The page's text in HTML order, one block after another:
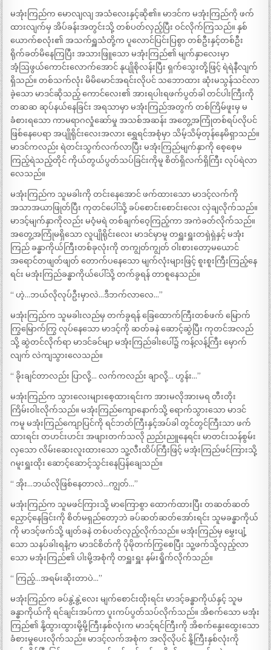
မအုံးကြည်က မောလျလျ အသံလေးနှင့်ဆို၏။ မာဒင်က မအုံးကြည်ကို ဖက်
ထားလျက်မှ အိပ်ခန်းအတွင်းသို့ တစ်ပတ်လှည့်ပြီး ဝင်လိုက်ကြသည်။ နှစ်
ယောက်စလုံး၏ အသက်ရှူသံတို့က ပူလောင်ပြင်းပြစွာ တစ်ဦးနှင့်တစ်ဦး
ရိုက်ခတ်မိနေကြပြီး အသားဖြူသော မအုံးကြည်၏ မျက်နှာလေးမှာ
အံ့ဩဖွယ်ကောင်းလောက်အောင် နုပျိုစိုလန်းပြီး ရှက်သွေးတို့ဖြင့် ရဲရဲနီလျက်
ရှိသည်။ တစ်သက်လုံး မိမိမောင်အရင်းလိုပင် သဘောထား ဆုံးမသွန်သင်လာ
ခဲ့သော မာဒင်ဆိုသည့် ကောင်လေး၏ အားရပါးရဖက်ပွတ်ခါ တင်ပါးကြီးကို
တဆဆ ဆုပ်နယ်နေခြင်း အရသာမှာ မအုံးကြည်အတွက် တစ်ကြိမ်ဖူးမှ မ
ခံစားရသော ကာမရာဂလှုံဆော်မှု အသစ်အဆန်း အတွေ့အကြုံတစ်ရပ်လိုပင်
ဖြစ်နေပေရာ အပျိုရိုင်းလေးအလား ရွှေရင်အစုံမှာ သိမ့်သိမ့်တုန်နေမိရှာသည်။
မာဒင်ကလည်း ရဲတင်းသွက်လက်လာပြီး မအုံးကြည်မျက်နှာကို စေ့စေ့မ
ကြည့်ရဲသည့်တိုင် ကိုယ်တွယ်ပွတ်သပ်ခြင်းကိုမူ စိတ်ရှိလက်ရှိကြီး လုပ်ရဲလာ
လေသည်။
မအုံးကြည်က သူမခါးကို တင်းနေအောင် ဖက်ထားသော မာဒင့်လက်ကို
အသာအယာဖြုတ်ပြီး ကုတင်ပေါ်သို့ ခပ်စောင်းစောင်းလေး လှဲချလိုက်သည်။
မာဒင့်မျက်နှာကိုလည်း မဝံ့မရဲ တစ်ချက်ဝေ့ကြည့်ကာ အကဲခတ်လိုက်သည်။
အတွေ့အကြုံမရှိသော လူပျိုရိုင်းလေး မာဒင်မှာမူ တရှူးရှူးတရှဲရှဲနှင့် မအုံး
ကြည် ခန္ဓာကိုယ်ကြီးတစ်ခုလုံးကို တကျွတ်ကျွတ် ဝါးစားတော့မယောင်
အရောင်တဖျတ်ဖျတ် တောက်ပနေသော မျက်လုံးများဖြင့် စူးစူးကြီးကြည့်နေ
ရင်း မအုံးကြည်ခန္ဓာကိုယ်ပေါ်သို့ တက်ခွရန် တာစူနေသည်။
“ ဟဲ့…ဘယ်လိုလုပ်ဦးမှာလဲ…ဒီဘက်လာလေ…”
မအုံးကြည်က သူမခါးလည်မှ တက်ခွရန် ခြေထောက်ကြီးတစ်ဖက် မြောက်
ကြွမြောက်ကြွ လုပ်နေသော မာဒင့်ကို ဆတ်ခနဲ ဆောင့်ဆွဲပြီး ကုတင်အလည်
သို့ ဆွဲတင်လိုက်ရာ မာဒင်ခင်မျာ မအုံးကြည်ခါးပေါ်၌ ကန့်လန့်ကြီး မှောက်
လျက် လဲကျသွားလေသည်။
“ ခိုးချင်တာလည်း ပြာလို့… လက်ကလည်း ချာလို့… ဟွန်း…”
မအုံးကြည်က သွားလေးများစေ့ထားရင်းက အားမလိုအားမရ တီးတိုး
ကြိမ်းဝါးလိုက်သည်။ မအုံးကြည်ကျောနောက်သို့ ရောက်သွားသော မာဒင်
ကမူ မအုံးကြည်ကျောပြင်ကို ရင်ဘတ်ကြီးနှင့်အပ်ခါ တွင်တွင်ကြီးသာ ဖက်
ထားရင်း တဟင်းဟင်း အဖျားတက်သလို ညည်းညူနေရင်း မာတင်းသန်စွမ်း
လှသော လိမ်းဆေးလူးထားသော သူ့လီးထိပ်ကြီးဖြင့် မအုံးကြည်ဖင်ကြားသို့
ဂမူးရှူးထိုး ဆောင့်ဆောင့်သွင်းနေပြန်ချေသည်။
“ အိုး…ဘယ်လိုဖြစ်နေတာလဲ…ကျွတ်…”
မအုံးကြည်က သူမဖင်ကြားသို့ မာကြောစွာ ထောက်ထားပြီး တဆတ်ဆတ်
ညှောင့်နေခြင်းကို စိတ်မရှည်တော့ဘဲ ခပ်ဆတ်ဆတ်အော်းရင်း သူမခန္ဓာကိုယ်
ကို မာဒင့်ဖက်သို့ ဖျတ်ခနဲ တစ်ပတ်လှည့်လိုက်သည်။ မအုံးကြည်မှ မွှေးပျံ့
သော သနပ်ခါးရနံ့က မာဒင်စိတ်ကို ပိုမိုတက်ကြွစေပြီး သူ့ဖက်သို့လှည့်လာ
သော မအုံးကြည်၏ ပါးမို့အစုံကို တရှူးရှူး နမ်းရှိုက်လိုက်သည်။
“ ကြည့်…အရမ်းဆိုးတာပဲ…”
မအုံးကြည်က ခပ်နွဲ့နွဲ့လေး မျက်စောင်းထိုးရင်း မာဒင့်ခန္ဓာကိုယ်နှင့် သူမ
ခန္ဓာကိုယ်ကို ရင်ချင်းအပ်ကာ ပူးကပ်ပွတ်သပ်လိုက်သည်။ အိစက်သော မအုံး
ကြည်၏ နို့ထွားထွားမို့မို့ကြီးနှစ်လုံးက မာဒင့်ရင်ကြီးကို အိစက်နွေးထွေးသော
ခံစားမှုပေးလိုက်သည်။ မာဒင့်လက်အစုံက အလိုလိုပင် နို့ကြီးနှစ်လုံးကို